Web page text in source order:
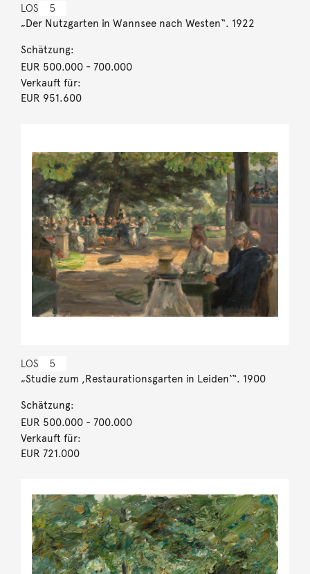
LOS 5
„Der Nutzgarten in Wannsee nach Westen“. 1922
Schätzung:
EUR 500.000- 700.000
Verkauft für:
EUR 951.600
LOS 5
„Studie zum ,Restaurationsgarten in Leiden‘“. 1900
Schätzung:
EUR 500.000- 700.000
Verkauft für:
EUR 721.000